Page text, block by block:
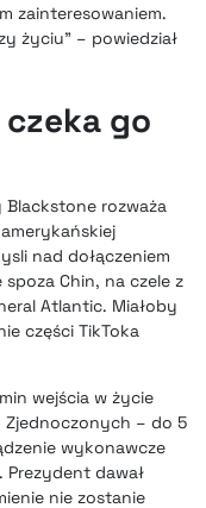
zainteresowaniem.
życiu” – powiedział
czeka go
rozważa
nad dołączeniem
Chin, na czele z
Atlantic. Miałoby
części TikToka
wejścia w życie
Zjednoczonych – do 5
wykonawcze
dawał
nie zostanie